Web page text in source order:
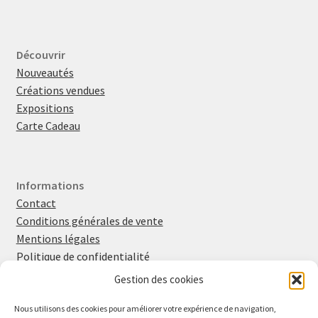
Gestion des cookies
Nous utilisons des cookies pour améliorer votre expérience de navigation,
Découvrir
Nouveautés
Créations vendues
Expositions
Carte Cadeau
Informations
Contact
Conditions générales de vente
Mentions légales
Politique de confidentialité
Politique en matière de cookies